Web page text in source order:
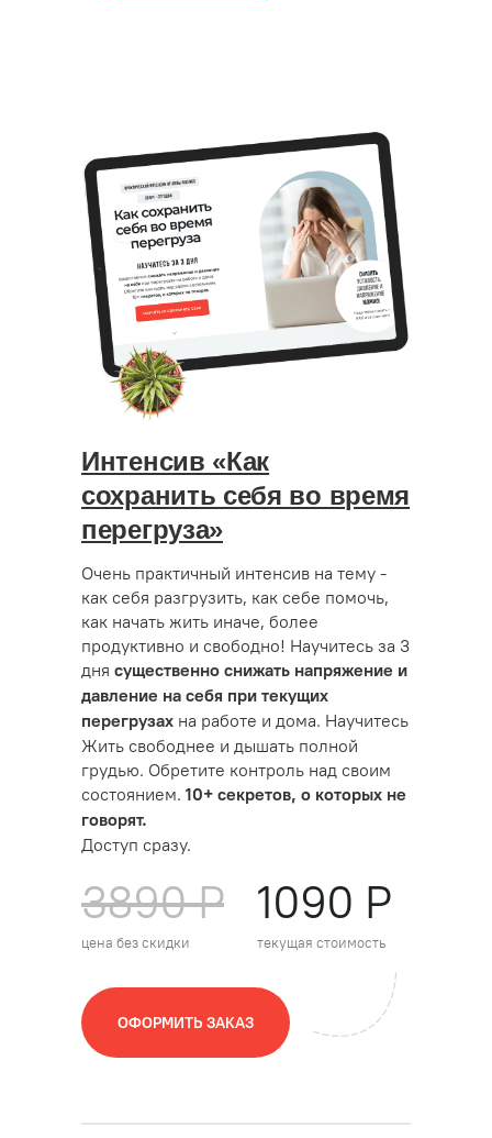
Интенсив «Как
сохранить себя во время
перегруза»
Очень практичный интенсив на тему -
как себя разгрузить, как себе помочь,
как начать жить иначе, более
продуктивно и свободно! Научитесь за 3
дня существенно снижать напряжение и
давление на себя при текущих
перегрузах на работе и дома. Научитесь
Жить свободнее и дышать полной
грудью. Обретите контроль над своим
состоянием. 10+ секретов, о которых не
говорят.
Доступ сразу.
ОФОРМИТЬ ЗАКАЗ
3890 Р 1090 Р
цена без скидки текущая стоимость